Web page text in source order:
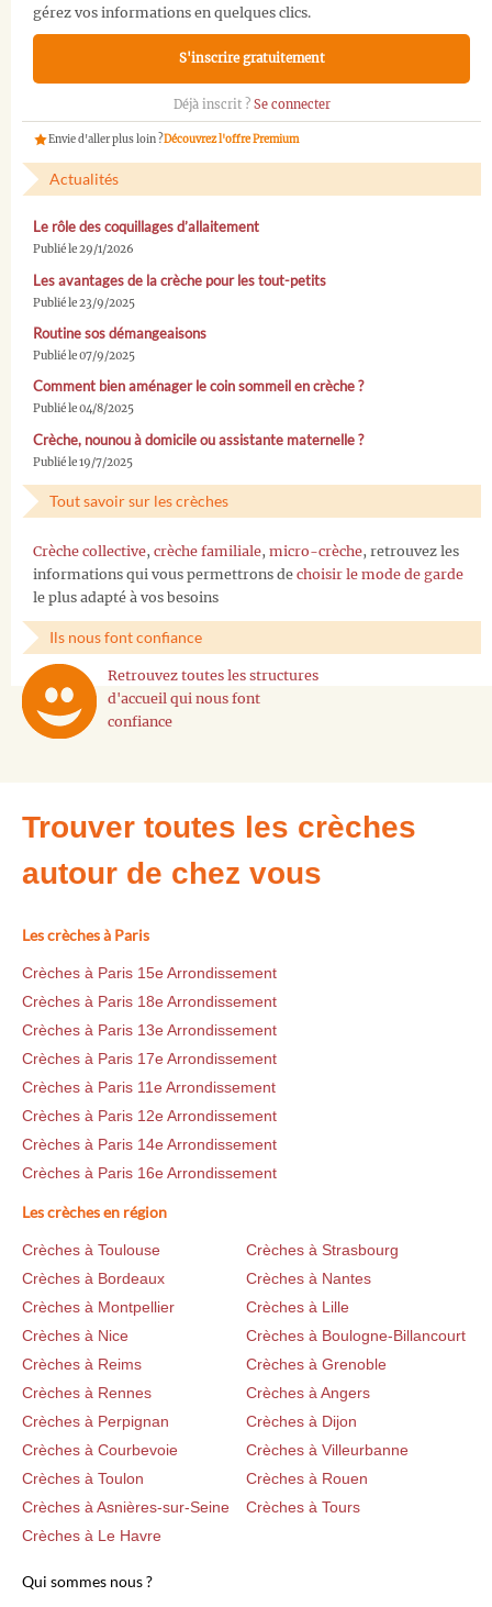
gérez vos informations en quelques clics.
S'inscrire gratuitement
Déjà inscrit ? Se connecter
Envie d'aller plus loin ?Découvrez l'offre Premium
Actualités
Le rôle des coquillages d’allaitement
Publié le 29/1/2026
Les avantages de la crèche pour les tout-petits
Publié le 23/9/2025
Routine sos démangeaisons
Publié le 07/9/2025
Comment bien aménager le coin sommeil en crèche ?
Publié le 04/8/2025
Crèche, nounou à domicile ou assistante maternelle ?
Publié le 19/7/2025
Tout savoir sur les crèches
Crèche collective, crèche familiale, micro-crèche, retrouvez les
informations qui vous permettrons de choisir le mode de garde
le plus adapté à vos besoins
Ils nous font confiance
Retrouvez toutes les structures
d'accueil qui nous font
confiance
Trouver toutes les crèches
autour de chez vous
Les crèches à Paris
Crèches à Paris 15e Arrondissement
Crèches à Paris 18e Arrondissement
Crèches à Paris 13e Arrondissement
Crèches à Paris 17e Arrondissement
Crèches à Paris 11e Arrondissement
Crèches à Paris 12e Arrondissement
Crèches à Paris 14e Arrondissement
Crèches à Paris 16e Arrondissement
Les crèches en région
Crèches à Toulouse
Crèches à Strasbourg
Crèches à Bordeaux
Crèches à Nantes
Crèches à Montpellier
Crèches à Lille
Crèches à Nice
Crèches à Boulogne-Billancourt
Crèches à Reims
Crèches à Grenoble
Crèches à Rennes
Crèches à Angers
Crèches à Perpignan
Crèches à Dijon
Crèches à Courbevoie
Crèches à Villeurbanne
Crèches à Toulon
Crèches à Rouen
Crèches à Asnières-sur-Seine
Crèches à Tours
Crèches à Le Havre
Qui sommes nous ?